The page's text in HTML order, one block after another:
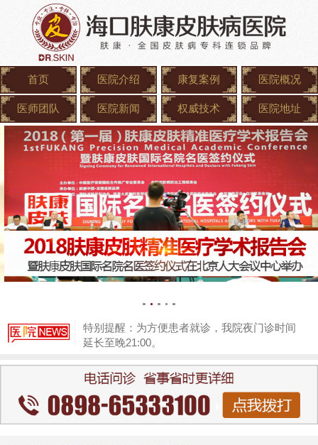
首页 医院介绍 康复案例 医院概况
医师团队 医院新闻 权威技术 医院地址
特别提醒：为方便患者就诊，我院夜门诊时间
延长至晚21:00。